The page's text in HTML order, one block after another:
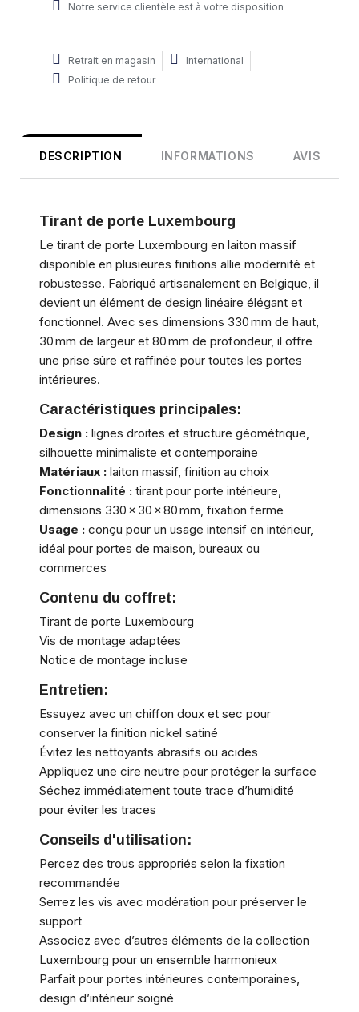
Notre service clientèle est à votre disposition
Retrait en magasin
International
Politique de retour
DESCRIPTION INFORMATIONS AVIS
Tirant de porte Luxembourg
Le tirant de porte Luxembourg en laiton massif
disponible en plusieures finitions allie modernité et
robustesse. Fabriqué artisanalement en Belgique, il
devient un élément de design linéaire élégant et
fonctionnel. Avec ses dimensions 330 mm de haut,
30 mm de largeur et 80 mm de profondeur, il offre
une prise sûre et raffinée pour toutes les portes
intérieures.
Caractéristiques principales:
Design : lignes droites et structure géométrique,
silhouette minimaliste et contemporaine
Matériaux : laiton massif, finition au choix
Fonctionnalité : tirant pour porte intérieure,
dimensions 330 × 30 × 80 mm, fixation ferme
Usage : conçu pour un usage intensif en intérieur,
idéal pour portes de maison, bureaux ou
commerces
Contenu du coffret:
Tirant de porte Luxembourg
Vis de montage adaptées
Notice de montage incluse
Entretien:
Essuyez avec un chiffon doux et sec pour
conserver la finition nickel satiné
Évitez les nettoyants abrasifs ou acides
Appliquez une cire neutre pour protéger la surface
Séchez immédiatement toute trace d’humidité
pour éviter les traces
Conseils d'utilisation:
Percez des trous appropriés selon la fixation
recommandée
Serrez les vis avec modération pour préserver le
support
Associez avec d’autres éléments de la collection
Luxembourg pour un ensemble harmonieux
Parfait pour portes intérieures contemporaines,
design d’intérieur soigné